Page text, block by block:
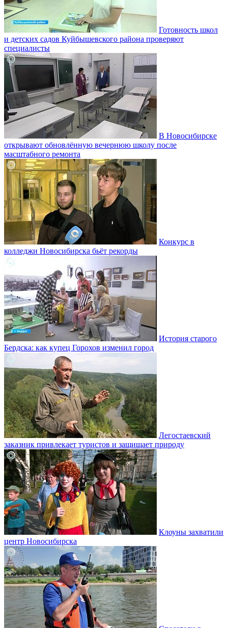
Готовность школ
и детских садов Куйбышевского района проверяют
специалисты
В Новосибирске
открывают обновлённую вечернюю школу после
масштабного ремонта
Конкурс в
колледжи Новосибирска бьёт рекорды
История старого
Бердска: как купец Горохов изменил город
Легостаевский
заказник привлекает туристов и защищает природу
Клоуны захватили
центр Новосибирска